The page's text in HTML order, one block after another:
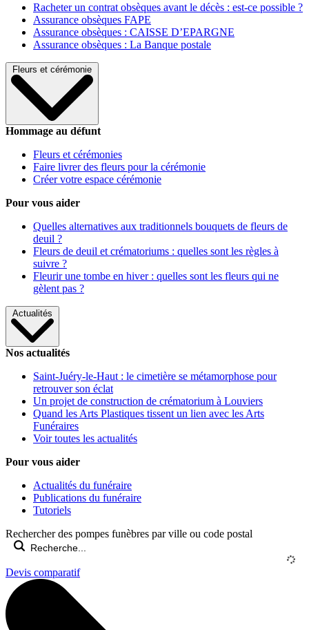
Racheter un contrat obsèques avant le décès : est-ce possible ?
Assurance obsèques FAPE
Assurance obsèques : CAISSE D’EPARGNE
Assurance obsèques : La Banque postale
Fleurs et cérémonie
Hommage au défunt
Fleurs et cérémonies
Faire livrer des fleurs pour la cérémonie
Créer votre espace cérémonie
Pour vous aider
Quelles alternatives aux traditionnels bouquets de fleurs de
deuil ?
Fleurs de deuil et crématoriums : quelles sont les règles à
suivre ?
Fleurir une tombe en hiver : quelles sont les fleurs qui ne
gèlent pas ?
Actualités
Nos actualités
Saint-Juéry-le-Haut : le cimetière se métamorphose pour
retrouver son éclat
Un projet de construction de crématorium à Louviers
Quand les Arts Plastiques tissent un lien avec les Arts
Funéraires
Voir toutes les actualités
Pour vous aider
Actualités du funéraire
Publications du funéraire
Tutoriels
Rechercher des pompes funèbres par ville ou code postal
Devis comparatif